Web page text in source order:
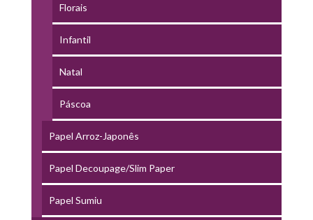
Florais
Infantil
Natal
Páscoa
Papel Arroz-Japonês
Papel Decoupage/Slim Paper
Papel Sumiu